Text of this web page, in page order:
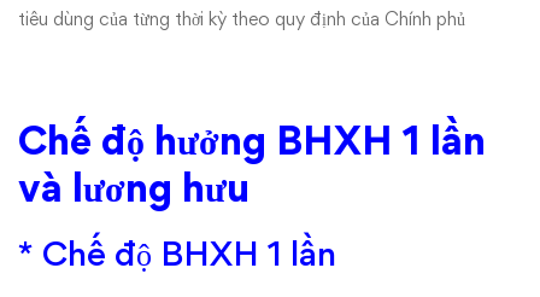
tiêu dùng của từng thời kỳ theo quy định của Chính phủ
Chế độ hưởng BHXH 1 lần
và lương hưu
* Chế độ BHXH 1 lần